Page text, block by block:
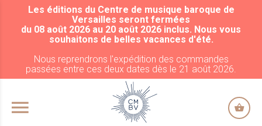
ALLER AU CONTENU PRINCIPAL
Les éditions du Centre de musique baroque de
Versailles seront fermées
du 08 août 2026 au 20 août 2026 inclus. Nous vous
souhaitons de belles vacances d'été.
Nous reprendrons l'expédition des commandes
passées entre ces deux dates dès le 21 août 2026.